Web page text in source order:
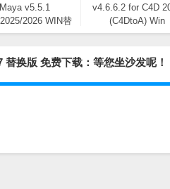
Maya v5.5.1
2026 WIN替
换版/NoLM
v4.6.6.2 for C4D
(C4DtoA) Win
换版 免费下载：等您坐沙发呢！